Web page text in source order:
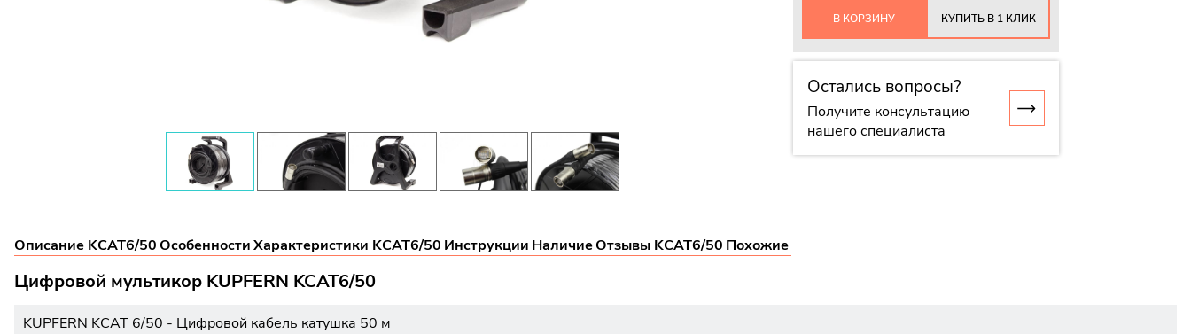
В КОРЗИНУ КУПИТЬ В 1 КЛИК
Остались вопросы?
Получите консультацию
нашего специалиста
Описание KCAT6/50ОсобенностиХарактеристики KCAT6/50 Инструкции НаличиеОтзывы KCAT6/50 Похожие
Цифровой мультикор KUPFERN KCAT6/50
KUPFERN KCAT 6/50 - Цифровой кабель катушка 50 м